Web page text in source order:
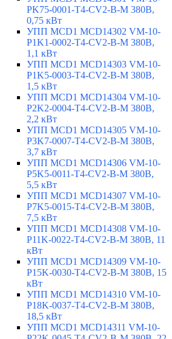
PK75-0001-T4-CV2-B-M 380В,
0,75 кВт
УПП MCD1 MCD14302 VM-10-
P1K1-0002-T4-CV2-B-M 380В,
1,1 кВт
УПП MCD1 MCD14303 VM-10-
P1K5-0003-T4-CV2-B-M 380В,
1,5 кВт
УПП MCD1 MCD14304 VM-10-
P2K2-0004-T4-CV2-B-M 380В,
2,2 кВт
УПП MCD1 MCD14305 VM-10-
P3K7-0007-T4-CV2-B-M 380В,
3,7 кВт
УПП MCD1 MCD14306 VM-10-
P5K5-0011-T4-CV2-B-M 380В,
5,5 кВт
УПП MCD1 MCD14307 VM-10-
P7K5-0015-T4-CV2-B-M 380В,
7,5 кВт
УПП MCD1 MCD14308 VM-10-
P11K-0022-T4-CV2-B-M 380В, 11
кВт
УПП MCD1 MCD14309 VM-10-
P15K-0030-T4-CV2-B-M 380В, 15
кВт
УПП MCD1 MCD14310 VM-10-
P18K-0037-T4-CV2-B-M 380В,
18,5 кВт
УПП MCD1 MCD14311 VM-10-